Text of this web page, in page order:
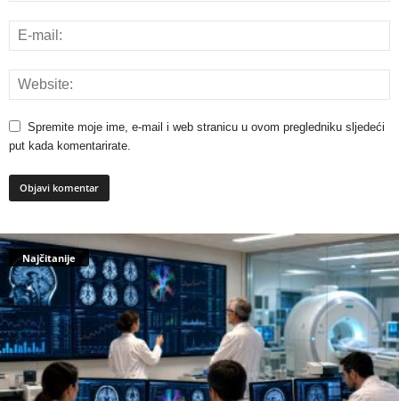
Spremite moje ime, e-mail i web stranicu u ovom pregledniku sljedeći
put kada komentarirate.
Najčitanije